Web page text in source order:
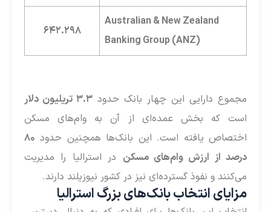
Australian & New Zealand
Banking Group (ANZ)
۶۴۲.۲۹۸
مجموع دارایی این چهار بانک حدود ۳.۳ تریلیون دلار
است که بخش عمده‌ای از آن به وام‌های مسکن
اختصاص یافته است. این بانک‌ها همچنین حدود ۸۰
درصد از ارزش وام‌های مسکن در استرالیا را مدیریت
می‌کنند و نفوذ گسترده‌ای نیز در کشور نیوزیلند دارند.
مزایای انتخاب بانک‌های بزرگ استرالیا